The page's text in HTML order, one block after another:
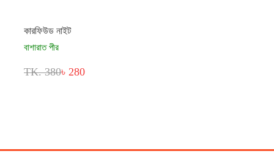
কারফিউড নাইট
বাশারাত পীর
TK. 380৳ 280